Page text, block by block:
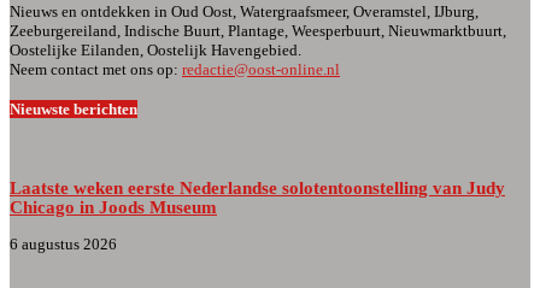
Nieuws en ontdekken in Oud Oost, Watergraafsmeer, Overamstel, IJburg,
Zeeburgereiland, Indische Buurt, Plantage, Weesperbuurt, Nieuwmarktbuurt,
Oostelijke Eilanden, Oostelijk Havengebied.
Neem contact met ons op: redactie@oost-online.nl
Nieuwste berichten
Laatste weken eerste Nederlandse solotentoonstelling van Judy
Chicago in Joods Museum
6 augustus 2026